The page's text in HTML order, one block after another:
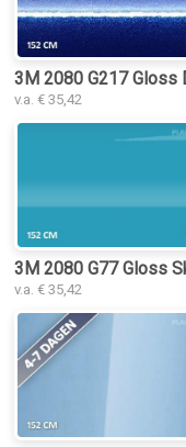
3M 2080 G217
v.a. € 35,42
3M 2080 G77 Gloss
v.a. € 35,42